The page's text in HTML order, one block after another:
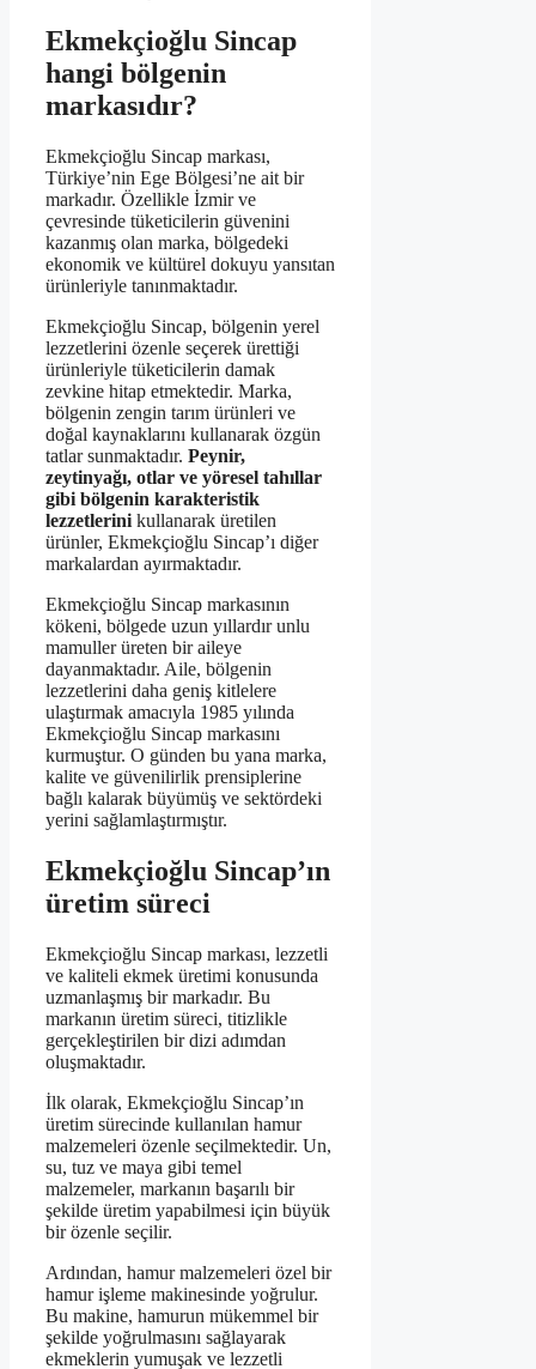
Ekmekçioğlu Sincap
hangi bölgenin
markasıdır?
Ekmekçioğlu Sincap markası,
Türkiye’nin Ege Bölgesi’ne ait bir
markadır. Özellikle İzmir ve
çevresinde tüketicilerin güvenini
kazanmış olan marka, bölgedeki
ekonomik ve kültürel dokuyu yansıtan
ürünleriyle tanınmaktadır.
Ekmekçioğlu Sincap, bölgenin yerel
lezzetlerini özenle seçerek ürettiği
ürünleriyle tüketicilerin damak
zevkine hitap etmektedir. Marka,
bölgenin zengin tarım ürünleri ve
doğal kaynaklarını kullanarak özgün
tatlar sunmaktadır. Peynir,
zeytinyağı, otlar ve yöresel tahıllar
gibi bölgenin karakteristik
lezzetlerini kullanarak üretilen
ürünler, Ekmekçioğlu Sincap’ı diğer
markalardan ayırmaktadır.
Ekmekçioğlu Sincap markasının
kökeni, bölgede uzun yıllardır unlu
mamuller üreten bir aileye
dayanmaktadır. Aile, bölgenin
lezzetlerini daha geniş kitlelere
ulaştırmak amacıyla 1985 yılında
Ekmekçioğlu Sincap markasını
kurmuştur. O günden bu yana marka,
kalite ve güvenilirlik prensiplerine
bağlı kalarak büyümüş ve sektördeki
yerini sağlamlaştırmıştır.
Ekmekçioğlu Sincap’ın
üretim süreci
Ekmekçioğlu Sincap markası, lezzetli
ve kaliteli ekmek üretimi konusunda
uzmanlaşmış bir markadır. Bu
markanın üretim süreci, titizlikle
gerçekleştirilen bir dizi adımdan
oluşmaktadır.
İlk olarak, Ekmekçioğlu Sincap’ın
üretim sürecinde kullanılan hamur
malzemeleri özenle seçilmektedir. Un,
su, tuz ve maya gibi temel
malzemeler, markanın başarılı bir
şekilde üretim yapabilmesi için büyük
bir özenle seçilir.
Ardından, hamur malzemeleri özel bir
hamur işleme makinesinde yoğrulur.
Bu makine, hamurun mükemmel bir
şekilde yoğrulmasını sağlayarak
ekmeklerin yumuşak ve lezzetli